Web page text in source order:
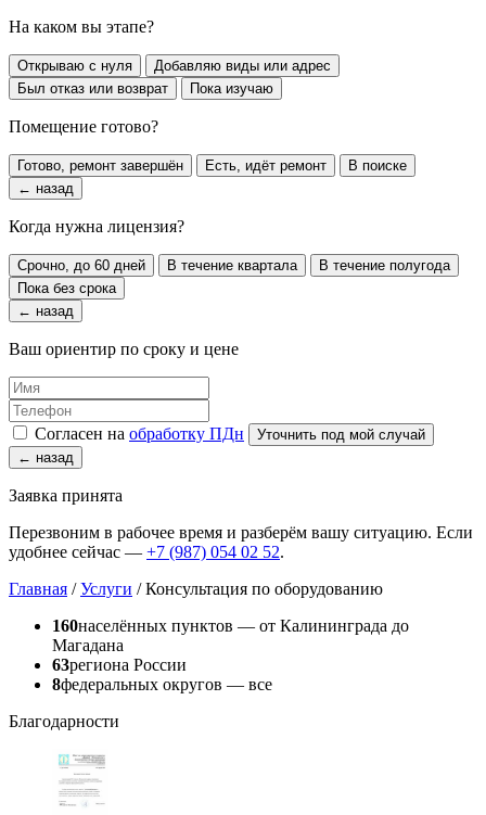
На каком вы этапе?
Открываю с нуля
Добавляю виды или адрес
Был отказ или возврат
Пока изучаю
Помещение готово?
Готово, ремонт завершён Есть, идёт ремонт
В поиске
← назад
Когда нужна лицензия?
Срочно, до 60 дней В течение квартала
В течение полугода
Пока без срока
← назад
Ваш ориентир по сроку и цене
Согласен на обработку ПДн
Уточнить под мой случай
← назад
Заявка принята
Перезвоним в рабочее время и разберём вашу ситуацию. Если
удобнее сейчас — +7 (987) 054 02 52.
Главная / Услуги / Консультация по оборудованию
160населённых пунктов — от Калининграда до
Магадана
63региона России
8федеральных округов — все
Благодарности